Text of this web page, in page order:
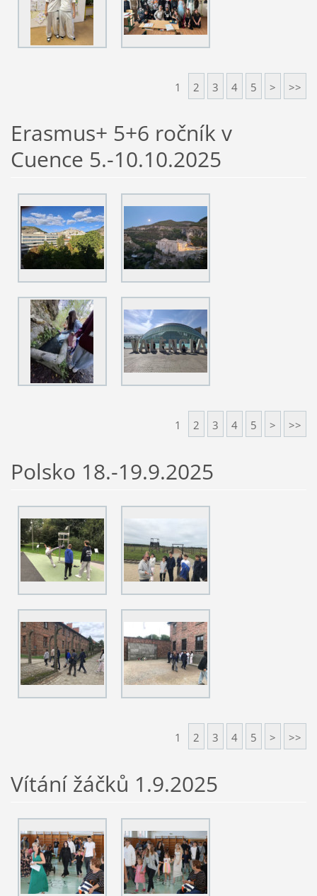
1 2 3 4 5 > >>
Erasmus+ 5+6 ročník v
Cuence 5.-10.10.2025
1 2 3 4 5 > >>
Polsko 18.-19.9.2025
1 2 3 4 5 > >>
Vítání žáčků 1.9.2025